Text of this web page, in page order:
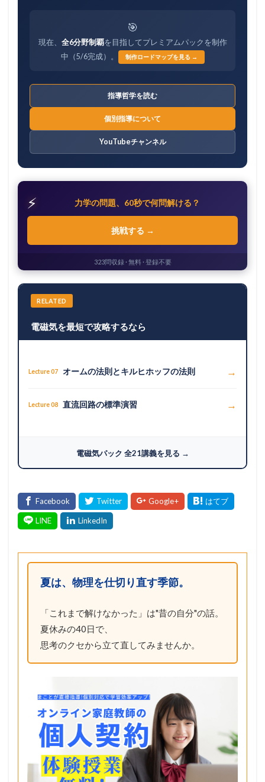
🎯
現在、 全6分野制覇を目指してプレミアムパックを制作
中（5/6完成）。
制作ロードマップを見る →
指導哲学を読む
個別指導について
YouTubeチャンネル
⚡ 力学の問題、60秒で何問解ける？
挑戦する →
323問収録 · 無料 · 登録不要
RELATED
電磁気を最短で攻略するなら
Lecture 07 オームの法則とキルヒホッフの法則 →
Lecture 08 直流回路の標準演習 →
電磁気パック 全21講義を見る →
夏は、物理を仕切り直す季節。
「これまで解けなかった」は"昔の自分"の話。
夏休みの40日で、
思考のクセから立て直してみませんか。